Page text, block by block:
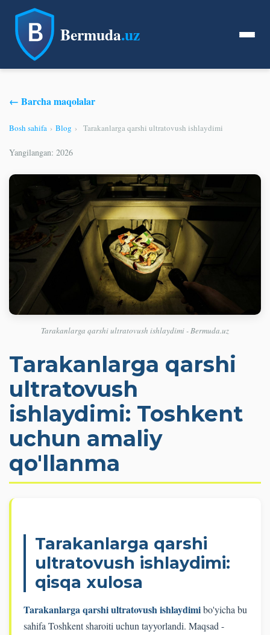
Bermuda.uz
← Barcha maqolalar
Bosh sahifa › Blog › Tarakanlarga qarshi ultratovush ishlaydimi
Yangilangan: 2026
Tarakanlarga qarshi ultratovush ishlaydimi - Bermuda.uz
Tarakanlarga qarshi
ultratovush
ishlaydimi: Toshkent
uchun amaliy
qo'llanma
Tarakanlarga qarshi
ultratovush ishlaydimi:
qisqa xulosa
Tarakanlarga qarshi ultratovush ishlaydimibo'yicha bu
sahifa Toshkent sharoiti uchun tayyorlandi. Maqsad -